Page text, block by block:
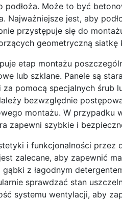
Może to być
jest, aby
przystępuje się do
geometryczną siatkę
etap montażu
lub szklane. Panele są
pomocą specjalnych śrub
bezwzględnie
montażu. W przypadku
zapewni szybkie i
i funkcjonalności przez
zalecane, aby zapewnić
z łagodnym
sprawdzać stan
systemu wentylacji, aby